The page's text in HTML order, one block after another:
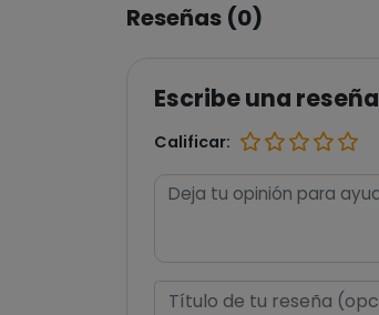
Reseñas (0)
Escribe una reseña
Calificar: